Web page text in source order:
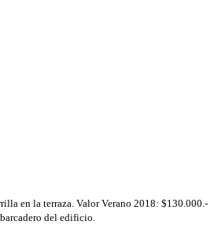
en la terraza. Valor Verano 2018: $130.000.-
del edificio.